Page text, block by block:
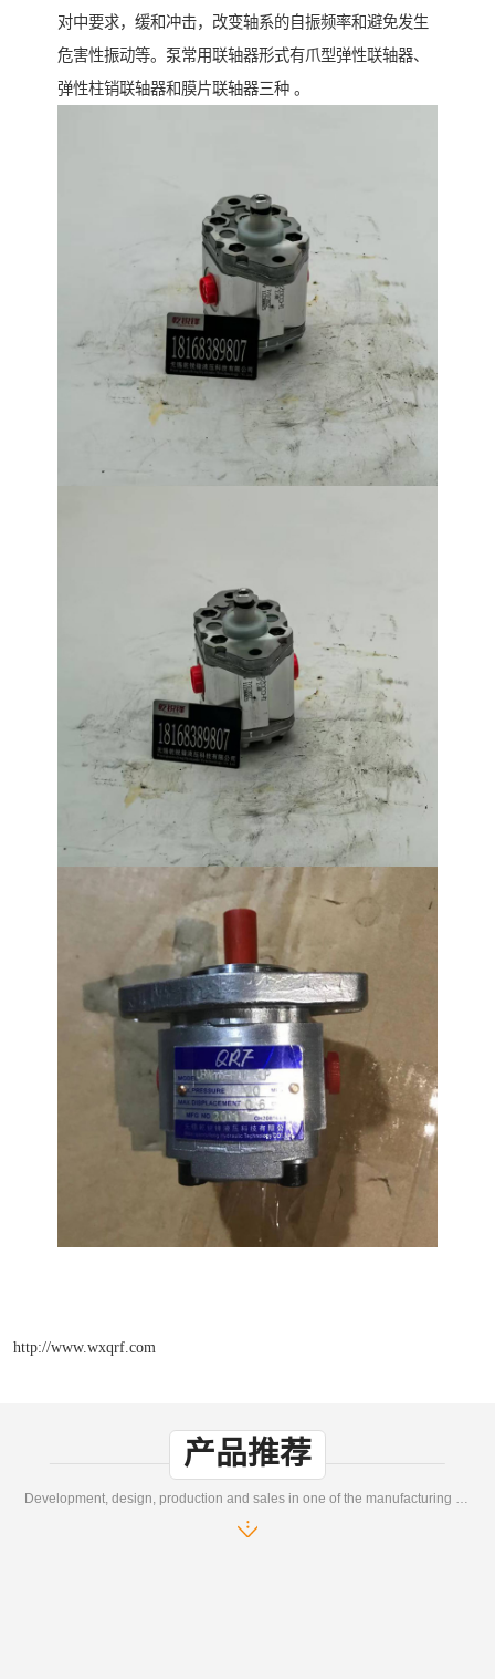
对中要求，缓和冲击，改变轴系的自振频率和避免发生
危害性振动等。泵常用联轴器形式有爪型弹性联轴器、
弹性柱销联轴器和膜片联轴器三种 。
http://www.wxqrf.com
产品推荐